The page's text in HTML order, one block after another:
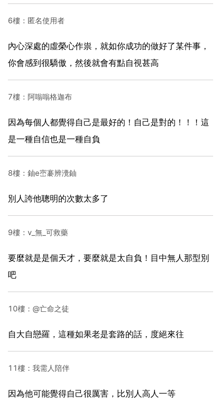
6樓：匿名使用者
內心深處的虛榮心作祟，就如你成功的做好了某件事，
你會感到很驕傲，然後就會有點自視甚高
7樓：阿嗡嗡格迦布
因為每個人都覺得自己是最好的！自己是對的！！！這
是一種自信也是一種自負
8樓：鈾e崈褰辨灚鈾
別人誇他聰明的次數太多了
9樓：v_無_可救藥
要麼就是是個天才，要麼就是太自負！目中無人那型別
吧
10樓：@亡命之徒
自大自戀羅，這種如果老是套路的話，度絕來往
11樓：我需人陪伴
因為他可能覺得自己很厲害，比別人高人一等